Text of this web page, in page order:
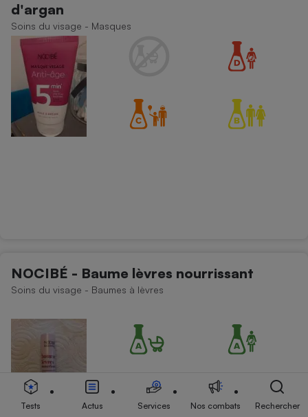
d'argan
Soins du visage - Masques
NOCIBÉ - Baume lèvres nourrissant
Soins du visage - Baumes à lèvres
Tests Actus Services Nos combats Rechercher